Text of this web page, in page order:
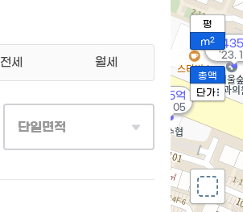
255억
'26. 05
'23.
평
m2
총액
단가
전세 월세
단일면적